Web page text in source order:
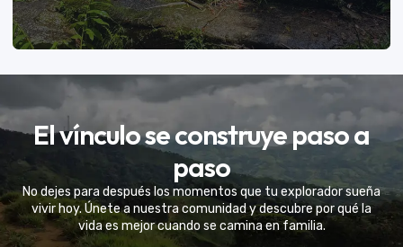
Eventos Especiales
Celebramos la vida de tu mejor amigo con una
experiencia fuera de serie
El vínculo se construye paso a
paso
No dejes para después los momentos que tu explorador sueña
vivir hoy. Únete a nuestra comunidad y descubre por qué la
vida es mejor cuando se camina en familia.